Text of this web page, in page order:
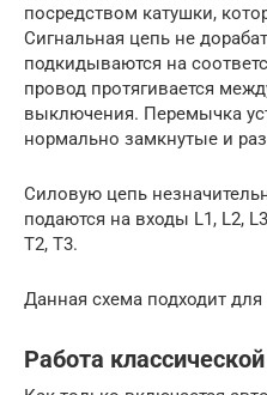
посредством катушки,
Сигнальная цепь не
подкидываются на
провод протягивается
выключения. Перемычка
нормально замкнутые и
Силовую цепь
подаются на входы L1, L2,
T2, T3.
Данная схема подходит
Работа